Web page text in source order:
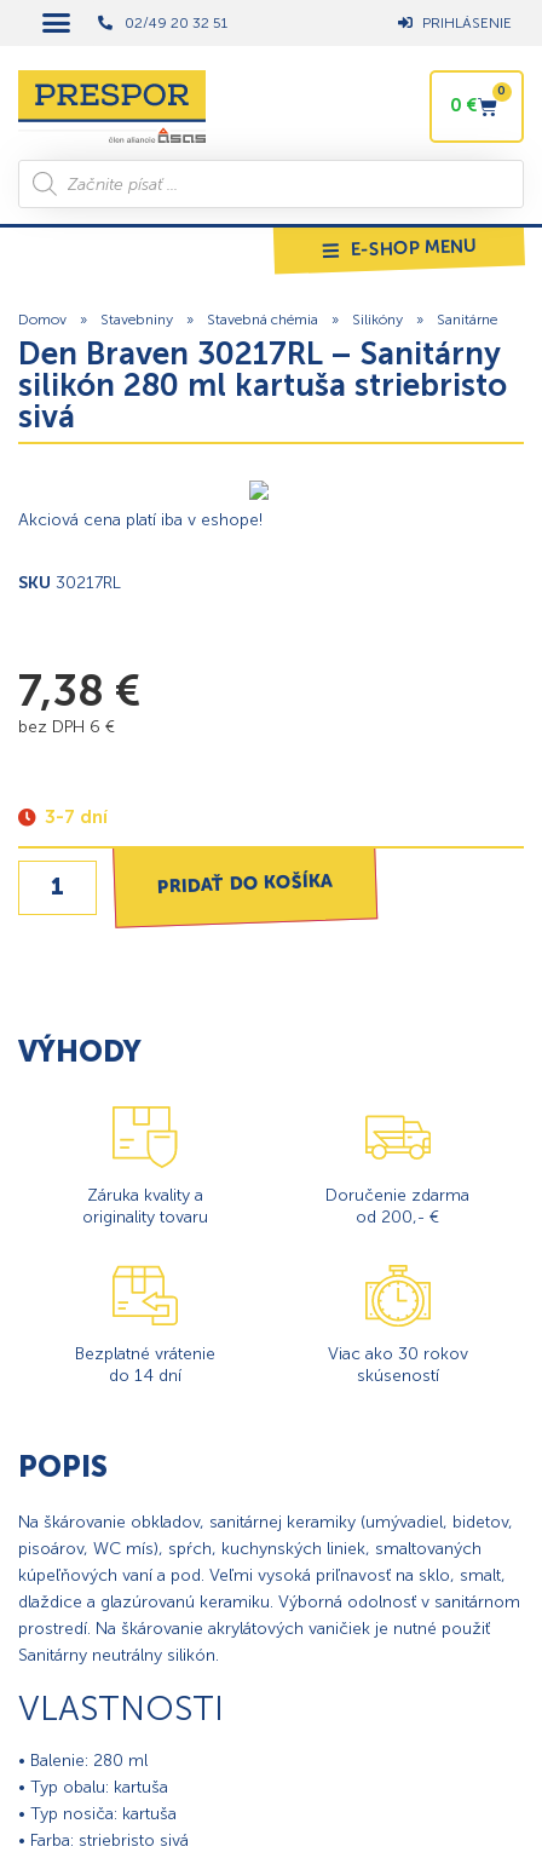
02/49 20 32 51 PRIHLÁSENIE
0 €
0
E-SHOP MENU
Domov » Stavebniny » Stavebná chémia » Silikóny » Sanitárne
Den Braven 30217RL – Sanitárny
silikón 280 ml kartuša striebristo
sivá
Akciová cena platí iba v eshope!
SKU 30217RL
7,38 €
bez DPH 6 €
3-7 dní
PRIDAŤ DO KOŠÍKA
VÝHODY
Záruka kvality a
originality tovaru
Doručenie zdarma
od 200,- €
Bezplatné vrátenie
do 14 dní
Viac ako 30 rokov
skúseností
POPIS
Na škárovanie obkladov, sanitárnej keramiky (umývadiel, bidetov,
pisoárov, WC mís), spŕch, kuchynských liniek, smaltovaných
kúpeľňových vaní a pod. Veľmi vysoká priľnavosť na sklo, smalt,
dlaždice a glazúrovanú keramiku. Výborná odolnosť v sanitárnom
prostredí. Na škárovanie akrylátových vaničiek je nutné použiť
Sanitárny neutrálny silikón.
VLASTNOSTI
• Balenie: 280 ml
• Typ obalu: kartuša
• Typ nosiča: kartuša
• Farba: striebristo sivá